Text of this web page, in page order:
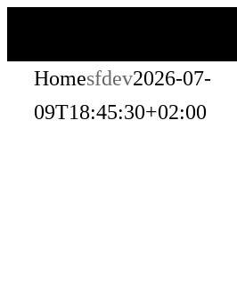
Inhalt
springen
Homesfdev2026-07-
09T18:45:30+02:00